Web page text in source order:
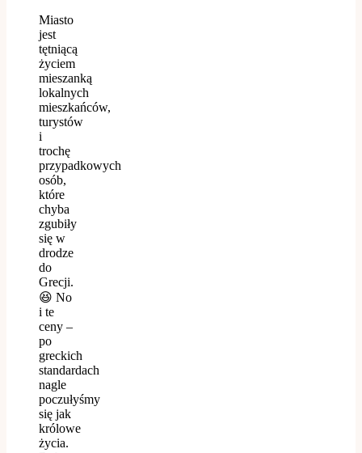
Miasto
jest
tętniącą
życiem
mieszanką
lokalnych
mieszkańców,
turystów
i
trochę
przypadkowych
osób,
które
chyba
zgubiły
się w
drodze
do
Grecji.
😆 No
i te
ceny –
po
greckich
standardach
nagle
poczułyśmy
się jak
królowe
życia.